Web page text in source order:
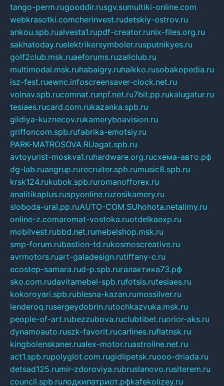
tango-perm.rugooddir.rusgv.sumultiki-online.com
webkrasotki.comcherinvest.rudetskiy-ostrov.ru
ankou.spb.rualvesta1.rupdf-creator.runix-files.org.ru
sakhatoday.ruelektrikersymboler.rusputnikyes.ru
golf2club.msk.ruaeforums.ruzallclub.ru
multimodal.msk.ruhabaigry.ruhaikko.rusobakopedia.ru
isz-fest.ruewnc.infoscreensaver-clock.net.ru
volnav.spb.rucomnat.runpf.net.ru7bit.pp.rukalugatur.ru
tesiaes.rucard.com.rukazanka.spb.ru
gildiya-kuznecov.rukameryboavision.ru
griffoncom.spb.rufabrika-emotsiy.ru
PARK-MATROSOVA.RUagat.spb.ru
avtoyurist-moskva1.ruhardware.org.ruсхема-авто.рф
dg-lab.ruangrup.rurecruiter.spb.rumusic8.spb.ru
krsk124.rukubok.spb.ruromanofforex.ru
analitikaplus.ruspyonline.ruzosikamery.ru
sloboda-ural.pp.ruAUTO-COM.SUhohota.netalimy.ru
online-z.comaromat-vostoka.ruotdelkaexp.ru
mobilvest.rubbd.net.rumebelshop.msk.ru
smp-forum.rubastion-td.rukosmoscreative.ru
avrmotors.ruart-galadesign.rutiffany-c.ru
ecostep-samara.rud-p.spb.ruгалактика73.рф
sko.com.rudavitamebel-spb.rufotsis.rutesiaes.ru
kokoroyari.spb.rublesna-kazan.rumossilver.ru
lenderoq.rusergeydobrin.rutochkazvuka.msk.ru
people-of-art.rubezzubova.ruclubtibet.ruorior-aks.ru
dynamoauto.ruszk-favorit.rucarlines.ruflatnsk.ru
kingbolenskaner.rualex-motor.ruastroline.net.ru
act1.spb.rupolyglot.com.rugidlipetsk.ruooo-driada.ru
detsad125.rumir-zdoroviya.rubruslanovo.rusiterem.ru
council.spb.ruлодкипатриот.рфkafekolizey.ru